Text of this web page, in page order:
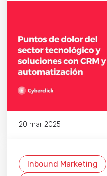
20 mar 2025
Inbound Marketing